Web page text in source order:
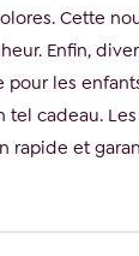
Cette
Enfin,
les
cadeau.
et